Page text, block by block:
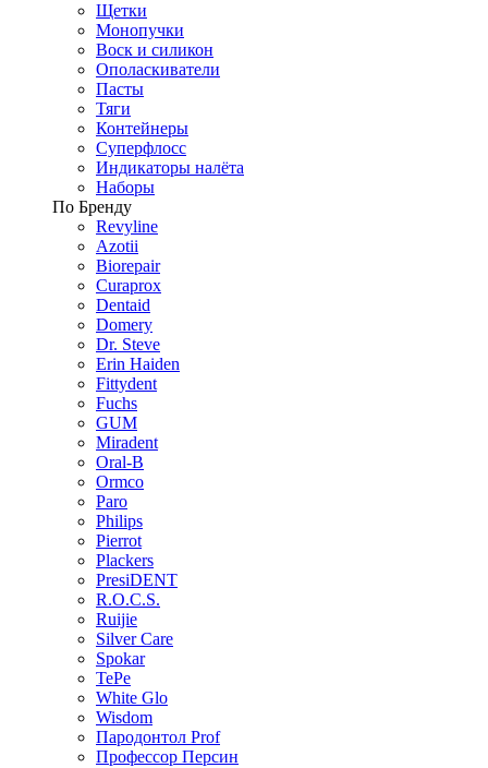
Щетки
Монопучки
Воск и силикон
Ополаскиватели
Пасты
Тяги
Контейнеры
Суперфлосс
Индикаторы налёта
Наборы
По Бренду
Revyline
Azotii
Biorepair
Curaprox
Dentaid
Domery
Dr. Steve
Erin Haiden
Fittydent
Fuchs
GUM
Miradent
Oral-B
Ormco
Paro
Philips
Pierrot
Plackers
PresiDENT
R.O.C.S.
Ruijie
Silver Care
Spokar
TePe
White Glo
Wisdom
Пародонтол Prof
Профессор Персин